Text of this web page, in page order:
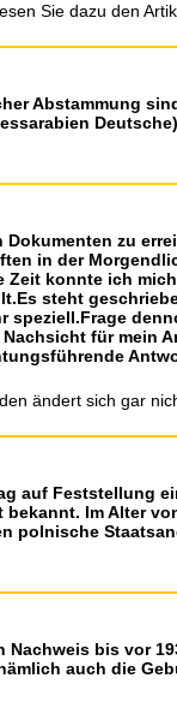
Sie dazu den
Abstammung
zu
in der
konnte ich
steht
für mein
ändert sich gar
auf Feststellung
Im Alter
polnische
bis vor
auch die